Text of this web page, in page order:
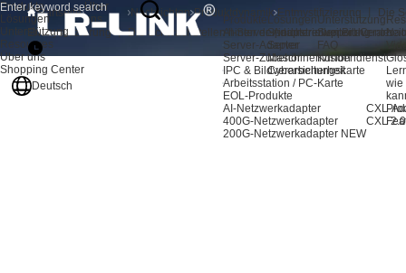
Produkte
AI-Server-Adapter
Server-Adapter
Server-Zubehör
IPC & Bildverarbeitungskarte
Arbeitsstation / PC-Karte
EOL-Produkte
AI-Netzwerkadapter
400G-Netzwerkadapter
200G-Netzwerkadapter NEW
CXL-
CXL 2.0
Lösungen
Speichererweiterung
Server
Maschinenvision
Cybersicherheit
Unterstützung
Support-Center
FAQ
Kundendienst
wie
Produkte
Lösungen
Unterstützung
Resources
Über uns
Shopping Center
Deutsch
Startseite Über
uns
Nachrichten Produktdynamik
Entmystifizierung 丨 Die Schwachstellen hinter der industriellen